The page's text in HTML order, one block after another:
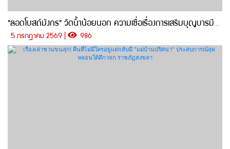
"ลอดโบสถ์มังกร" วัดน้ำน้อยนอก ความเชื่อเรื่องการเสริมบุญบารมี-ล้างเคราะห์
5 กรกฎาคม 2569 | 986